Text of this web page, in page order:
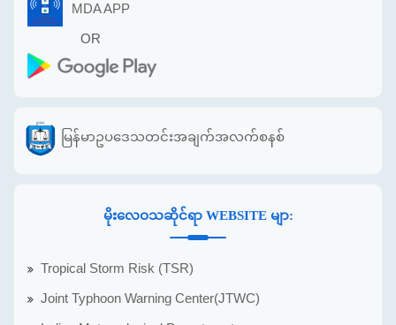
MDA APP
OR
မြန်မာဥပဒေသတင်းအချက်အလက်စနစ်
မိုးလေဝသဆိုင်ရာ WEBSITE မျာ:
Tropical Storm Risk (TSR)
Joint Typhoon Warning Center(JTWC)